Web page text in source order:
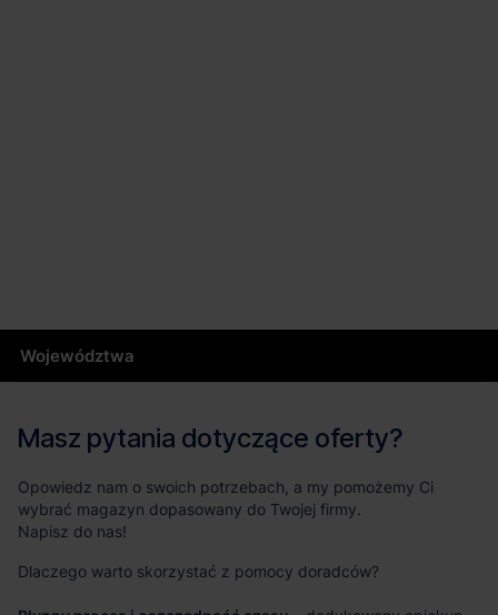
Województwa
Masz pytania dotyczące oferty?
Opowiedz nam o swoich potrzebach, a my pomożemy Ci
wybrać magazyn dopasowany do Twojej firmy.
Napisz do nas!
Dlaczego warto skorzystać z pomocy doradców?